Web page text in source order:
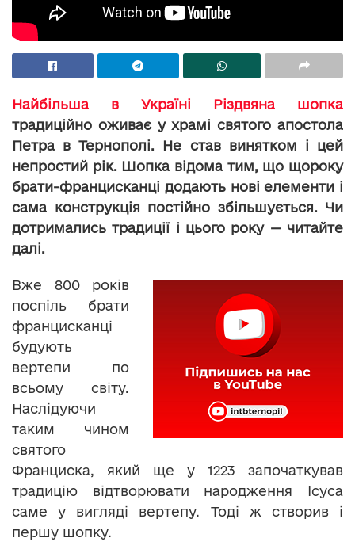
Найбільша в Україні Різдвяна шопка
традиційно оживає у храмі святого апостола
Петра в Тернополі. Не став винятком і цей
непростий рік. Шопка відома тим, що щороку
брати-францисканці додають нові елементи і
сама конструкція постійно збільшується. Чи
дотримались традиції і цього року — читайте
далі.
Вже 800 років
поспіль брати
францисканці
будують
вертепи по
всьому світу.
Наслідуючи
таким чином
святого
Франциска, який ще у 1223 започаткував
традицію відтворювати народження Ісуса
саме у вигляді вертепу. Тоді ж створив і
першу шопку.